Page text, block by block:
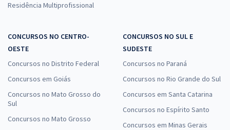
Residência Multiprofissional
CONCURSOS NO CENTRO-
OESTE
Concursos no Distrito Federal
Concursos em Goiás
Concursos no Mato Grosso do
Sul
Concursos no Mato Grosso
CONCURSOS NO SUL E
SUDESTE
Concursos no Paraná
Concursos no Rio Grande do Sul
Concursos em Santa Catarina
Concursos no Espírito Santo
Concursos em Minas Gerais